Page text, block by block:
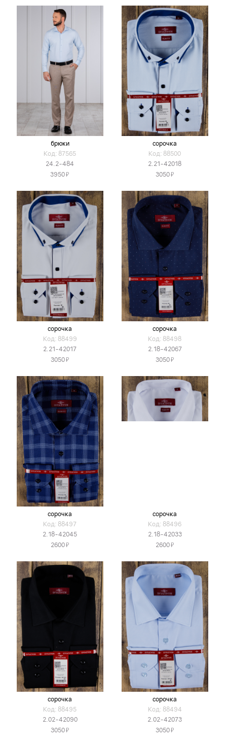
брюки
Код: 87565
24.2-484
3950Я
сорочка
Код: 88500
2.21-42018
3050Я
сорочка
Код: 88499
2.21-42017
3050Я
сорочка
Код: 88498
2.18-42067
3050Я
сорочка
Код: 88497
2.18-42045
2600Я
сорочка
Код: 88496
2.18-42033
2600Я
сорочка
Код: 88495
2.02-42090
3050Я
сорочка
Код: 88494
2.02-42073
3050Я